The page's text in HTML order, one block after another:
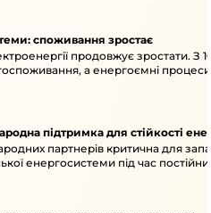
споживання зростає
продовжує зростати. З
а енергоємні
підтримка для стійкості
партнерів критична для
енергосистеми під час